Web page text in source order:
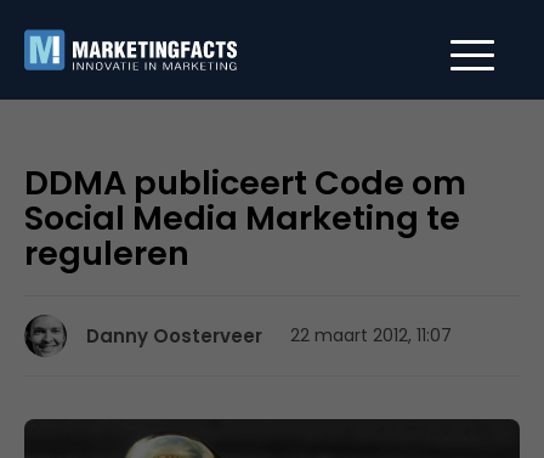
DDMA publiceert Code om
Social Media Marketing te
reguleren
Danny Oosterveer 22 maart 2012, 11:07